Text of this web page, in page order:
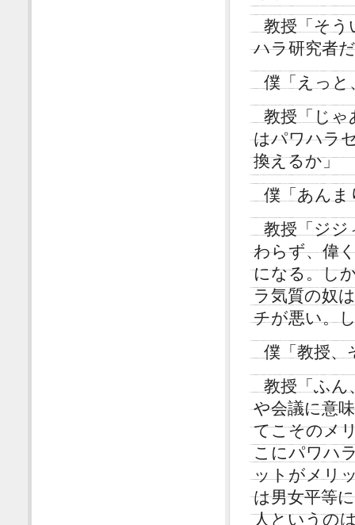
教授「そう
ハラ研究者
僕「えっと
教授「じゃ
はパワハラ
換えるか」
僕「あんま
教授「ジジ
わらず、偉
になる。し
ラ気質の奴
チが悪い。
僕「教授、
教授「ふん
や会議に意
てこそのメ
こにパワハ
ットがメリ
は男女平等
人というの